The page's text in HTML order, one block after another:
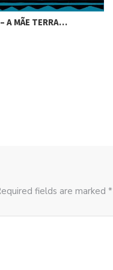
A MÃE TERRA…
fields are marked *